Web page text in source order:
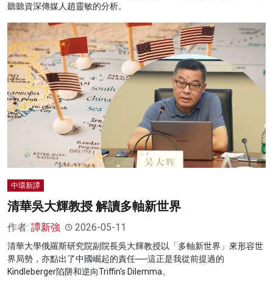
聽聽資深傳媒人趙靈敏的分析。
中環新譚
清華吳大輝教授 解讀多軸新世界
作者: 譚新強 2026-05-11
清華大學俄羅斯研究院副院長吳大輝教授以「多軸新世界」來形容世
界局勢，亦點出了中國崛起的責任──這正是我從前提過的
Kindleberger陷阱和逆向Triffin's Dilemma。